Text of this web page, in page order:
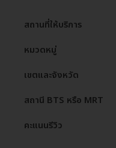
สถานที่ให้บริการ
หมวดหมู่
เขตและจังหวัด
สถานี BTS หรือ MRT
คะแนนรีวิว